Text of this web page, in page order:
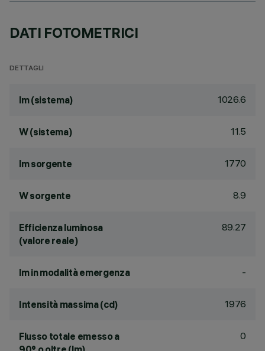
DATI FOTOMETRICI
DETTAGLI
lm (sistema) 1026.6
W (sistema) 11.5
lm sorgente 1770
W sorgente 8.9
Efficienza luminosa
(valore reale)
89.27
lm in modalità emergenza -
Intensità massima (cd) 1976
Flusso totale emesso a
0